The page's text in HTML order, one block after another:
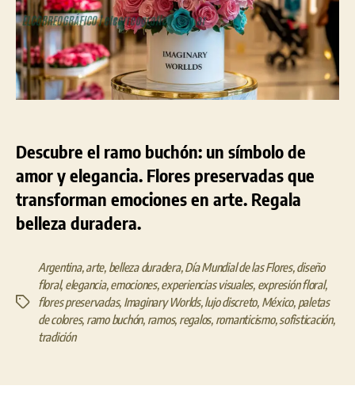
flores,
el
ramo
buchón
Descubre el ramo buchón: un símbolo de
amor y elegancia. Flores preservadas que
transforman emociones en arte. Regala
belleza duradera.
Etiquetas
Argentina,arte, belleza duradera,Día Mundial de las Flores,diseño
floral,elegancia,emociones,experiencias visuales, expresión floral,
flores preservadas, Imaginary Worlds,lujo discreto, México, paletas
de colores, ramo buchón, ramos, regalos, romanticismo,sofisticación,
tradición